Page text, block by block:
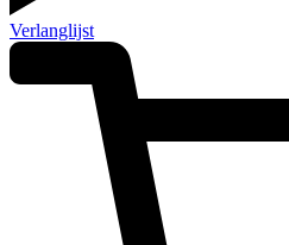
Verlanglijst